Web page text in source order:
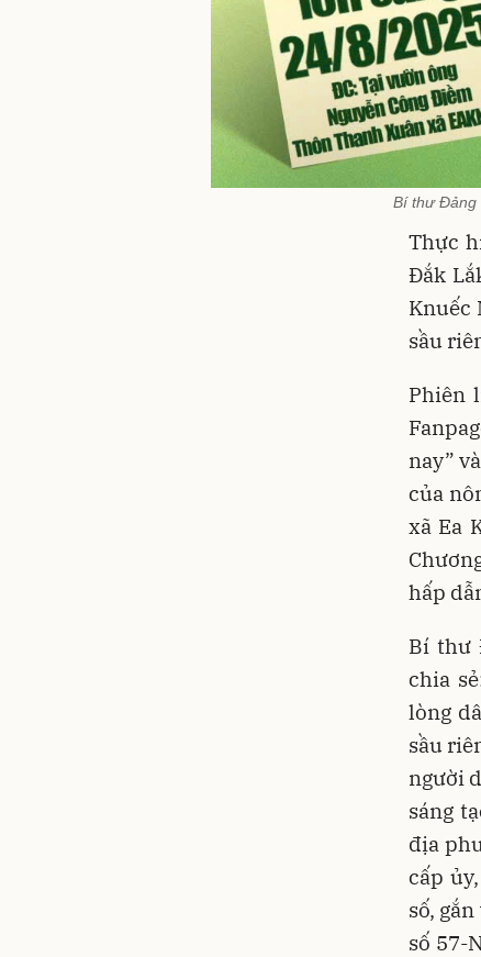
Bí thư Đảng
Thực
Đắk
Knuếc
sầu
Phiên
nay”
của
xã Ea
hấp
Bí thư
chia
lòng
sầu
người
sáng
địa
cấp
số,
số 57-